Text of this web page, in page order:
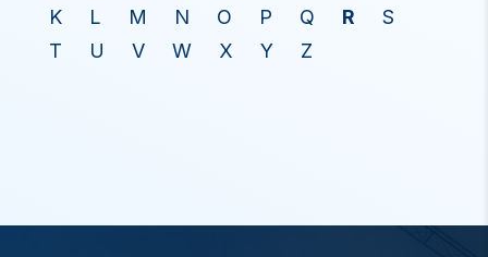
K
L M N O P Q R
S
T
U V W X Y Z